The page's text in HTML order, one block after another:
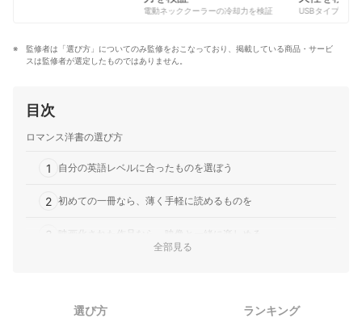
コンテンツ制作チームのプロフィール
電動ネッククーラーの冷却力を検証
USBタイプCケー
監修者は「選び方」についてのみ監修をおこなっており、掲載している商品・サービ
スは監修者が選定したものではありません。
目次
ロマンス洋書の選び方
1 自分の英語レベルに合ったものを選ぼう
2 初めての一冊なら、薄く手軽に読めるものを
3 映画化された作品なら、映像と一緒に楽しめる
全部見る
選び方 ランキング